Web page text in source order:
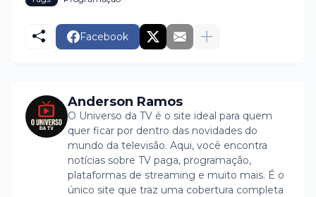
Facebook
Anderson Ramos
O Universo da TV é o site ideal para quem
quer ficar por dentro das novidades do
mundo da televisão. Aqui, você encontra
notícias sobre TV paga, programação,
plataformas de streaming e muito mais. É o
único site que traz uma cobertura completa